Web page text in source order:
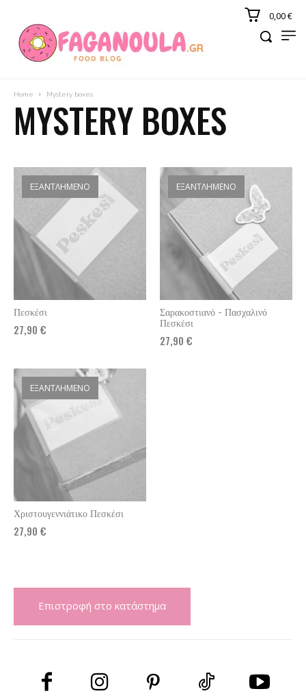
0,00 €
Home Mystery boxes
MYSTERY BOXES
ΕΞΑΝΤΛΗΜΈΝΟ
Πεσκέσι
27,90 €
ΕΞΑΝΤΛΗΜΈΝΟ
Σαρακοστιανό - Πασχαλινό
Πεσκέσι
27,90 €
ΕΞΑΝΤΛΗΜΈΝΟ
Χριστουγεννιάτικο Πεσκέσι
27,90 €
Επιστροφή στο κατάστημα